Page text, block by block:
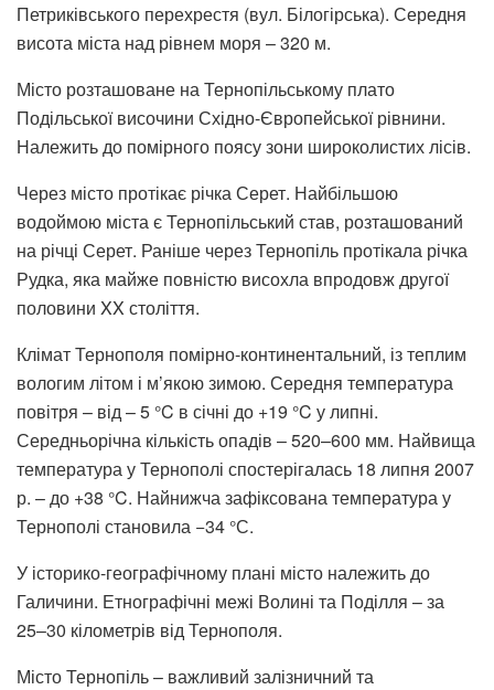
Петриківського перехрестя (вул. Білогірська). Середня
висота міста над рівнем моря – 320 м.
Місто розташоване на Тернопільському плато
Подільської височини Східно-Європейської рівнини.
Належить до помірного поясу зони широколистих лісів.
Через місто протікає річка Серет. Найбільшою
водоймою міста є Тернопільський став, розташований
на річці Серет. Раніше через Тернопіль протікала річка
Рудка, яка майже повністю висохла впродовж другої
половини XX століття.
Клімат Тернополя помірно-континентальний, із теплим
вологим літом і м’якою зимою. Середня температура
повітря – від – 5 °C в січні до +19 °C у липні.
Середньорічна кількість опадів – 520–600 мм. Найвища
температура у Тернополі спостерігалась 18 липня 2007
р. – до +38 °C. Найнижча зафіксована температура у
Тернополі становила −34 °С.
У історико-географічному плані місто належить до
Галичини. Етнографічні межі Волині та Поділля – за
25–30 кілометрів від Тернополя.
Місто Тернопіль – важливий залізничний та